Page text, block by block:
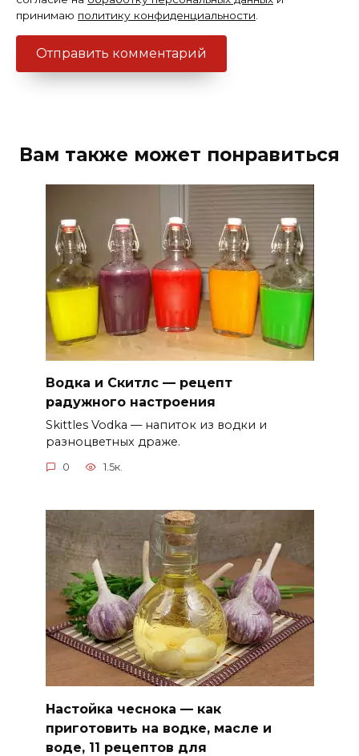
принимаю политику конфиденциальности.
Вам также может понравиться
Водка и Скитлс — рецепт
радужного настроения
Skittles Vodka — напиток из водки и
разноцветных драже.
0 1.5к.
Настойка чеснока — как
приготовить на водке, масле и
воде, 11 рецептов для